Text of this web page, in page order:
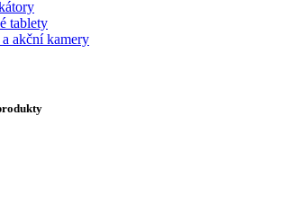
tablety
akční kamery